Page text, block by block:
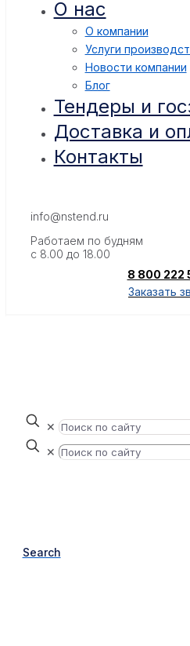
О нас
О компании
Услуги
Новости компании
Блог
Тендеры и
Доставка и
Контакты
info@nstend.ru
Работаем по будням
с 8.00 до 18.00
8 800 222
Заказать
✕
✕
Search